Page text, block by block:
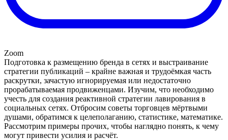
Zoom
Подготовка к размещению бренда в сетях и выстраивание
стратегии публикаций – крайне важная и трудоёмкая часть
раскрутки, зачастую игнорируемая или недостаточно
прорабатываемая продвиженцами. Изучим, что необходимо
учесть для создания реактивной стратегии лавирования в
социальных сетях. Отбросим советы торговцев мёртвыми
душами, обратимся к целеполаганию, статистике, математике.
Рассмотрим примеры прочих, чтобы наглядно понять, к чему
могут привести усилия и расчёт.